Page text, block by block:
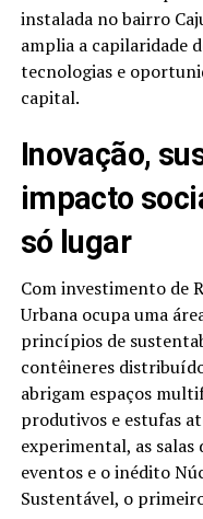
instalada no bairro
amplia a capilaridade
tecnologias e
capital.
Inovação,
impacto
só lugar
Com investimento de
Urbana ocupa uma
princípios de
contêineres
abrigam espaços
produtivos e estufas
experimental, as salas
eventos e o inédito
Sustentável, o